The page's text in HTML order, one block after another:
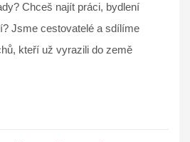
Chceš najít práci, bydlení
Jsme cestovatelé a sdílíme
kteří už vyrazili do země